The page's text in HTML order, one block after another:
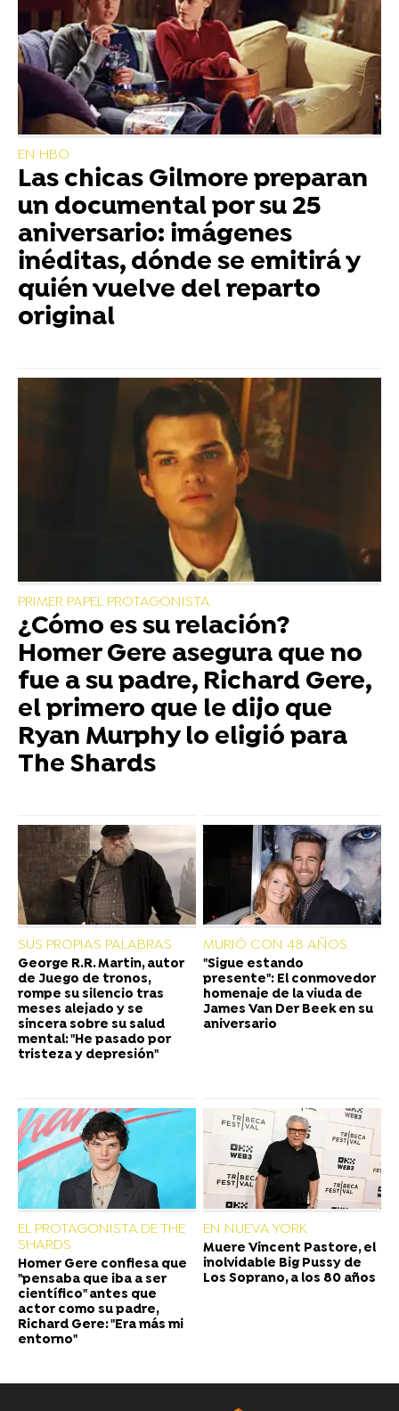
EN HBO
Las chicas Gilmore preparan
un documental por su 25
aniversario: imágenes
inéditas, dónde se emitirá y
quién vuelve del reparto
original
PRIMER PAPEL PROTAGONISTA
¿Cómo es su relación?
Homer Gere asegura que no
fue a su padre, Richard Gere,
el primero que le dijo que
Ryan Murphy lo eligió para
The Shards
SUS PROPIAS PALABRAS
George R.R. Martin, autor
de Juego de tronos,
rompe su silencio tras
meses alejado y se
sincera sobre su salud
mental: "He pasado por
tristeza y depresión"
MURIÓ CON 48 AÑOS
"Sigue estando
presente": El conmovedor
homenaje de la viuda de
James Van Der Beek en su
aniversario
EL PROTAGONISTA DE THE
SHARDS
Homer Gere confiesa que
"pensaba que iba a ser
científico" antes que
actor como su padre,
Richard Gere: "Era más mi
entorno"
EN NUEVA YORK
Muere Vincent Pastore, el
inolvidable Big Pussy de
Los Soprano, a los 80 años